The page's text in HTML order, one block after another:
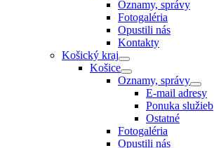
Oznamy, správy
Fotogaléria
Opustili nás
Kontakty
Košický kraj
Košice
Oznamy, správy
E-mail adresy
Ponuka služieb
Ostatné
Fotogaléria
Opustili nás